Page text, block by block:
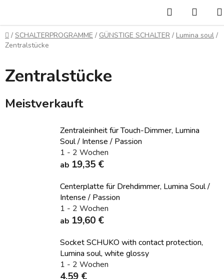
springen
Suchen
Startseite
/ SCHALTERPROGRAMME / GÜNSTIGE SCHALTER / Lumina soul /
Zentralstücke
Zentralstücke
Meistverkauft
Zentraleinheit für Touch-Dimmer, Lumina
Soul / Intense / Passion
1 - 2 Wochen
ab 19,35 €
Centerplatte für Drehdimmer, Lumina Soul /
Intense / Passion
1 - 2 Wochen
ab 19,60 €
Socket SCHUKO with contact protection,
Lumina soul, white glossy
1 - 2 Wochen
4,59 €